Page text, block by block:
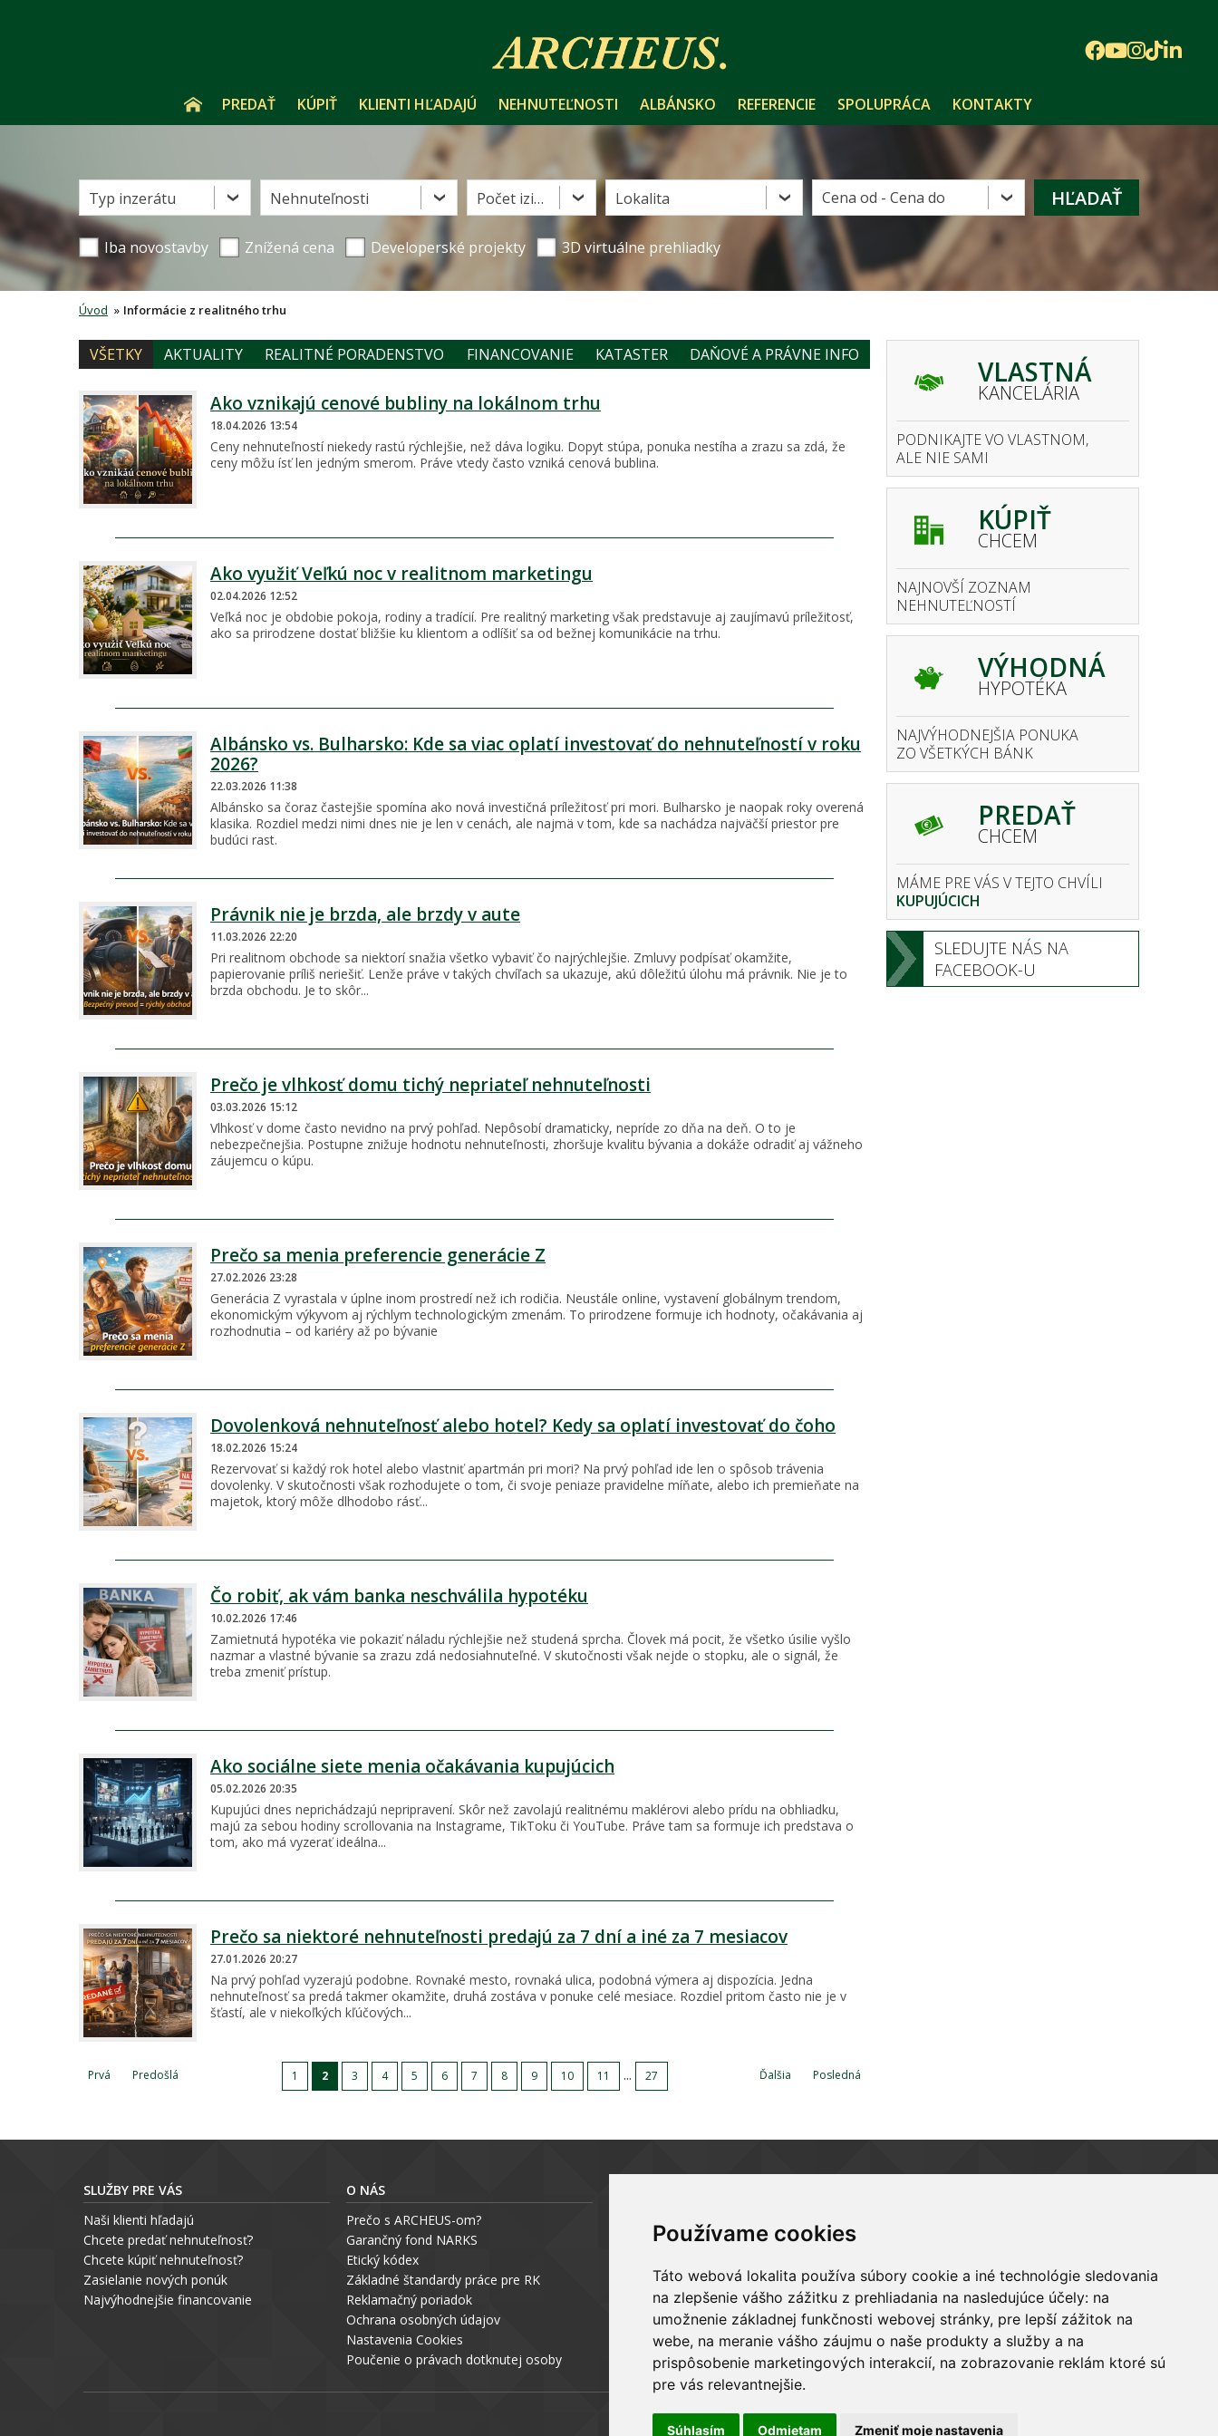
Používame cookies
Táto webová lokalita používa súbory cookie a iné technológie sledovania
na zlepšenie vášho zážitku z prehliadania na nasledujúce účely: na
umožnenie základnej funkčnosti webovej stránky, pre lepší zážitok na
webe, na meranie vášho záujmu o naše produkty a služby a na
prispôsobenie marketingových interakcií, na zobrazovanie reklám ktoré sú
pre vás relevantnejšie.
Súhlasím Odmietam Zmeniť moje nastavenia
PREDAŤ KÚPIŤ KLIENTI HĽADAJÚ NEHNUTEĽNOSTI ALBÁNSKO REFERENCIE SPOLUPRÁCA KONTAKTY
Typ inzerátu Nehnuteľnosti Počet izieb Lokalita
Iba novostavby Znížená cena Developerské projekty 3D virtuálne prehliadky
Úvod » Informácie z realitného trhu
VŠETKY AKTUALITY REALITNÉ PORADENSTVO FINANCOVANIE KATASTER DAŇOVÉ A PRÁVNE INFO
Ako vznikajú cenové bubliny na lokálnom trhu
18.04.2026 13:54
Ceny nehnuteľností niekedy rastú rýchlejšie, než dáva logiku. Dopyt stúpa, ponuka nestíha a zrazu sa zdá, že
ceny môžu ísť len jedným smerom. Práve vtedy často vzniká cenová bublina.
Ako využiť Veľkú noc v realitnom marketingu
02.04.2026 12:52
Veľká noc je obdobie pokoja, rodiny a tradícií. Pre realitný marketing však predstavuje aj zaujímavú príležitosť,
ako sa prirodzene dostať bližšie ku klientom a odlíšiť sa od bežnej komunikácie na trhu.
Albánsko vs. Bulharsko: Kde sa viac oplatí investovať do nehnuteľností v roku
2026?
22.03.2026 11:38
Albánsko sa čoraz častejšie spomína ako nová investičná príležitosť pri mori. Bulharsko je naopak roky overená
klasika. Rozdiel medzi nimi dnes nie je len v cenách, ale najmä v tom, kde sa nachádza najväčší priestor pre
budúci rast.
Právnik nie je brzda, ale brzdy v aute
11.03.2026 22:20
Pri realitnom obchode sa niektorí snažia všetko vybaviť čo najrýchlejšie. Zmluvy podpísať okamžite,
papierovanie príliš neriešiť. Lenže práve v takých chvíľach sa ukazuje, akú dôležitú úlohu má právnik. Nie je to
brzda obchodu. Je to skôr...
Prečo je vlhkosť domu tichý nepriateľ nehnuteľnosti
03.03.2026 15:12
Vlhkosť v dome často nevidno na prvý pohľad. Nepôsobí dramaticky, nepríde zo dňa na deň. O to je
nebezpečnejšia. Postupne znižuje hodnotu nehnuteľnosti, zhoršuje kvalitu bývania a dokáže odradiť aj vážneho
záujemcu o kúpu.
Prečo sa menia preferencie generácie Z
27.02.2026 23:28
Generácia Z vyrastala v úplne inom prostredí než ich rodičia. Neustále online, vystavení globálnym trendom,
ekonomickým výkyvom aj rýchlym technologickým zmenám. To prirodzene formuje ich hodnoty, očakávania aj
rozhodnutia – od kariéry až po bývanie
Dovolenková nehnuteľnosť alebo hotel? Kedy sa oplatí investovať do čoho
18.02.2026 15:24
Rezervovať si každý rok hotel alebo vlastniť apartmán pri mori? Na prvý pohľad ide len o spôsob trávenia
dovolenky. V skutočnosti však rozhodujete o tom, či svoje peniaze pravidelne míňate, alebo ich premieňate na
majetok, ktorý môže dlhodobo rásť...
Čo robiť, ak vám banka neschválila hypotéku
10.02.2026 17:46
Zamietnutá hypotéka vie pokaziť náladu rýchlejšie než studená sprcha. Človek má pocit, že všetko úsilie vyšlo
nazmar a vlastné bývanie sa zrazu zdá nedosiahnuteľné. V skutočnosti však nejde o stopku, ale o signál, že
treba zmeniť prístup.
Ako sociálne siete menia očakávania kupujúcich
05.02.2026 20:35
Kupujúci dnes neprichádzajú nepripravení. Skôr než zavolajú realitnému maklérovi alebo prídu na obhliadku,
majú za sebou hodiny scrollovania na Instagrame, TikToku či YouTube. Práve tam sa formuje ich predstava o
tom, ako má vyzerať ideálna...
Prečo sa niektoré nehnuteľnosti predajú za 7 dní a iné za 7 mesiacov
27.01.2026 20:27
Na prvý pohľad vyzerajú podobne. Rovnaké mesto, rovnaká ulica, podobná výmera aj dispozícia. Jedna
nehnuteľnosť sa predá takmer okamžite, druhá zostáva v ponuke celé mesiace. Rozdiel pritom často nie je v
šťastí, ale v niekoľkých kľúčových...
Prvá Predošlá 1 2 3 4 5 6 7 8 9 10 11 Ďalšia Posledná
... 27
VLASTNÁ
KANCELÁRIA
PODNIKAJTE VO VLASTNOM,
ALE NIE SAMI
KÚPIŤ
CHCEM
NAJNOVŠÍ ZOZNAM
NEHNUTEĽNOSTÍ
VÝHODNÁ
HYPOTÉKA
NAJVÝHODNEJŠIA PONUKA
ZO VŠETKÝCH BÁNK
PREDAŤ
CHCEM
MÁME PRE VÁS V TEJTO CHVÍLI
KUPUJÚCICH
SLEDUJTE NÁS NA
FACEBOOK-U
SLUŽBY PRE VÁS
Naši klienti hľadajú
Chcete predať nehnuteľnosť?
Chcete kúpiť nehnuteľnosť?
Zasielanie nových ponúk
Najvýhodnejšie financovanie
O NÁS
Prečo s ARCHEUS-om?
Garančný fond NARKS
Etický kódex
Základné štandardy práce pre RK
Reklamačný poriadok
Ochrana osobných údajov
Nastavenia Cookies
Poučenie o právach dotknutej osoby
Chcem sa stať realitným odborníkom
Chcem mať vlastnú kanceláriu
NOVINKY Z MÉDIÍ
Blog (Denník N a Trend) – R. Štalmach
Podcast - Ako začínal ARCHEUS - R.
Štalmach / CEO
Nájomníka
Často kladené otázky FAQ